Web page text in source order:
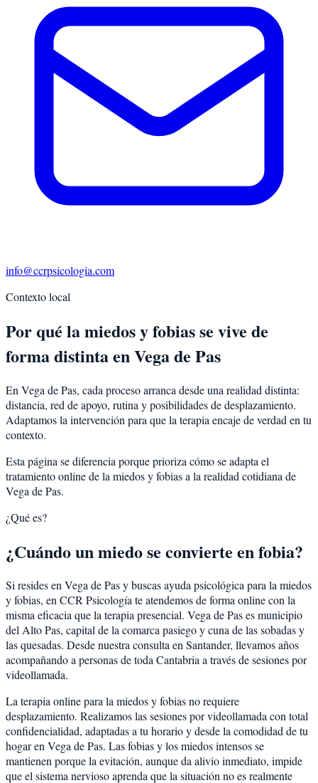
info@ccrpsicologia.com
Contexto local
Por qué la miedos y fobias se vive de
forma distinta en Vega de Pas
En Vega de Pas, cada proceso arranca desde una realidad distinta:
distancia, red de apoyo, rutina y posibilidades de desplazamiento.
Adaptamos la intervención para que la terapia encaje de verdad en tu
contexto.
Esta página se diferencia porque prioriza cómo se adapta el
tratamiento online de la miedos y fobias a la realidad cotidiana de
Vega de Pas.
¿Qué es?
¿Cuándo un miedo se convierte en fobia?
Si resides en Vega de Pas y buscas ayuda psicológica para la miedos
y fobias, en CCR Psicología te atendemos de forma online con la
misma eficacia que la terapia presencial. Vega de Pas es municipio
del Alto Pas, capital de la comarca pasiego y cuna de las sobadas y
las quesadas. Desde nuestra consulta en Santander, llevamos años
acompañando a personas de toda Cantabria a través de sesiones por
videollamada.
La terapia online para la miedos y fobias no requiere
desplazamiento. Realizamos las sesiones por videollamada con total
confidencialidad, adaptadas a tu horario y desde la comodidad de tu
hogar en Vega de Pas. Las fobias y los miedos intensos se
mantienen porque la evitación, aunque da alivio inmediato, impide
que el sistema nervioso aprenda que la situación no es realmente